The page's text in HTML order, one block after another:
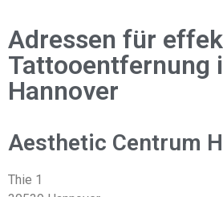
Adressen für
Tattooentfernung
Hannover
Aesthetic Centrum
Thie 1